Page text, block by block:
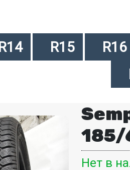
R14 R15
R16
185/
Нет в